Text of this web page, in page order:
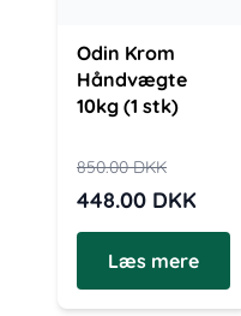
Odin Krom
Håndvægte
10kg (1 stk)
850.00DKK
448.00 DKK
Læs mere